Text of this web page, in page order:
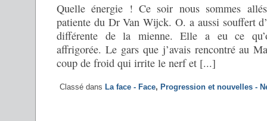
Quelle énergie ! Ce soir nous sommes
patiente du Dr Van Wijck. O. a aussi souffert
différente de la mienne. Elle a eu ce
affrigorée. Le gars que j’avais rencontré au
coup de froid qui irrite le nerf et [...]
Classé dans La face - Face, Progression et nouvelles -